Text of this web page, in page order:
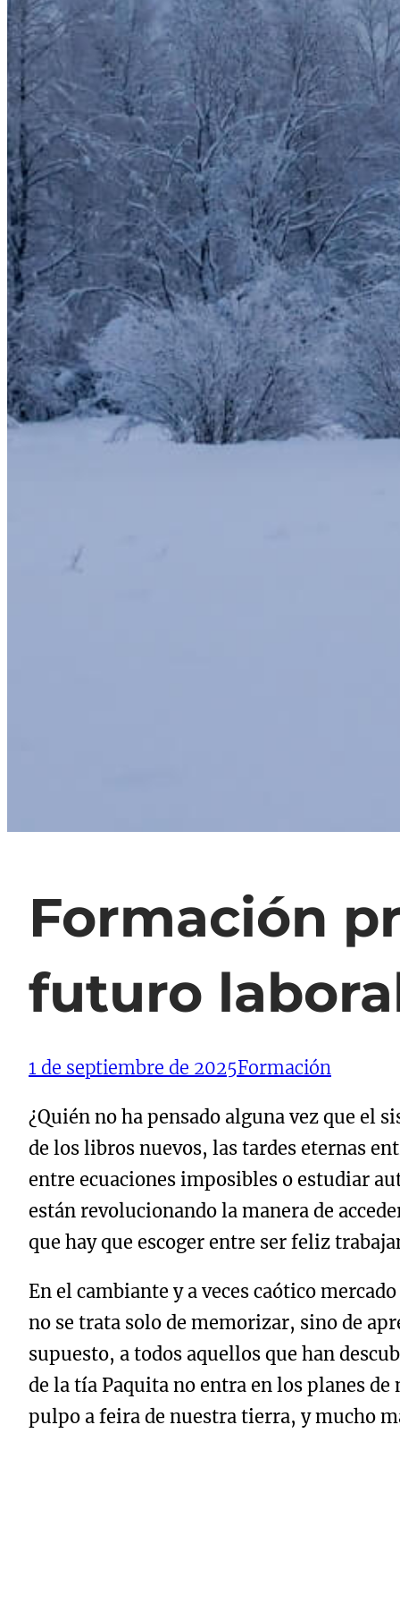
Formación
futuro
1 de septiembre de 2025Formación
¿Quién no ha pensado alguna vez que el
de los libros nuevos, las tardes eternas
entre ecuaciones imposibles o estudiar
están revolucionando la manera de
que hay que escoger entre ser feliz
En el cambiante y a veces caótico
no se trata solo de memorizar, sino de
supuesto, a todos aquellos que han
de la tía Paquita no entra en los planes
pulpo a feira de nuestra tierra, y mucho